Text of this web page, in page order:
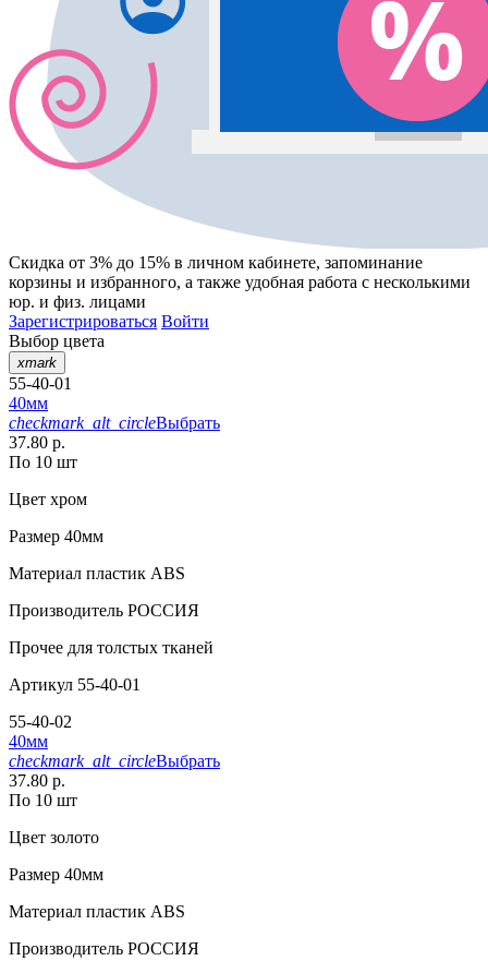
Скидка от 3% до 15% в личном кабинете, запоминание
корзины и избранного, а также удобная работа с несколькими
юр. и физ. лицами
Зарегистрироваться Войти
Выбор цвета
xmark
55-40-01
40мм
checkmark_alt_circleВыбрать
37.80 р.
По 10 шт
Цвет хром
Размер 40мм
Материал пластик АВS
Производитель РОССИЯ
Прочее для толстых тканей
Артикул 55-40-01
55-40-02
40мм
checkmark_alt_circleВыбрать
37.80 р.
По 10 шт
Цвет золото
Размер 40мм
Материал пластик АВS
Производитель РОССИЯ